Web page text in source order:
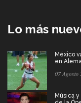
Lo más
México
en
07 Agosto
Música y